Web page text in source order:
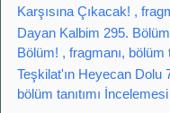
Karşısına Çıkacak! ,
Dayan Kalbim 295.
Bölüm! , fragmanı, bölüm
Teşkilat'ın Heyecan Dolu
bölüm tanıtımı İncelemesi